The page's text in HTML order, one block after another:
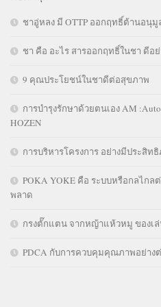
ชาอู่หลง มี OTTP ออกฤทธิ์ต้านอนุ
ชา คือ อะไร สารออกฤทธิ์ในชา ดีอย่
9 คุณประโยชน์ในชาดีต่อสุขภาพ
การบำรุงรักษาด้วยตนเอง AM
HOZEN
การบริหารโครงการ อย่างมีประสิท
POKA YOKE คือ ระบบหรือกลไกล
พลาด
กรงตั๊กแตน จากหญ้าแห้วหมู ของเ
PDCA กับการควบคุมคุณภาพอย่าง